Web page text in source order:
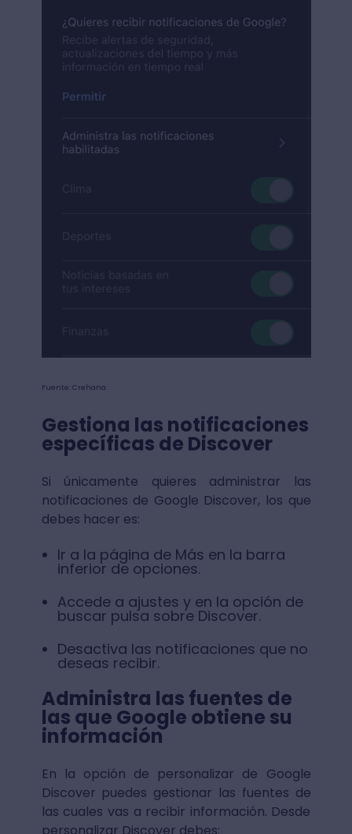
Fuente: Crehana.
Gestiona las notificaciones
específicas de Discover
Si únicamente quieres administrar las
notificaciones de Google Discover, los que
debes hacer es:
Ir a la página de Más en la barra
inferior de opciones.
Accede a ajustes y en la opción de
buscar pulsa sobre Discover.
Desactiva las notificaciones que no
deseas recibir.
Administra las fuentes de
las que Google obtiene su
información
En la opción de personalizar de Google
Discover puedes gestionar las fuentes de
las cuales vas a recibir información. Desde